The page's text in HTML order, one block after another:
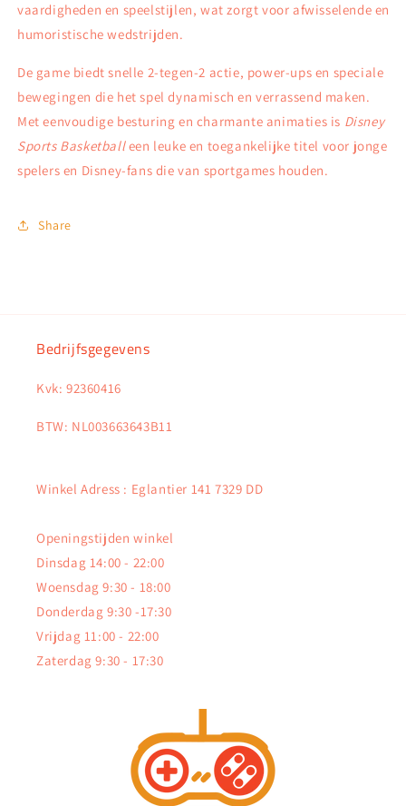
vaardigheden en speelstijlen, wat zorgt voor afwisselende en
humoristische wedstrijden.
De game biedt snelle 2-tegen-2 actie, power-ups en speciale
bewegingen die het spel dynamisch en verrassend maken.
Met eenvoudige besturing en charmante animaties is Disney
Sports Basketballeen leuke en toegankelijke titel voor jonge
spelers en Disney-fans die van sportgames houden.
Share
Bedrijfsgegevens
Kvk: 92360416
BTW: NL003663643B11
Winkel Adress : Eglantier 141 7329 DD
Openingstijden winkel
Dinsdag 14:00 - 22:00
Woensdag 9:30 - 18:00
Donderdag 9:30 -17:30
Vrijdag 11:00 - 22:00
Zaterdag 9:30 - 17:30